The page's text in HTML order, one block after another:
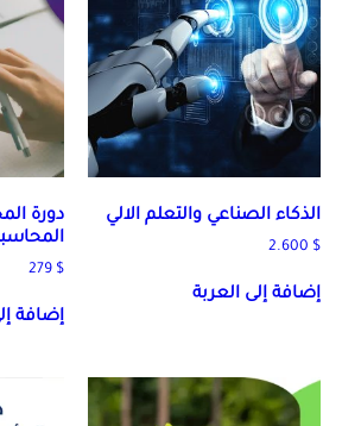
الذكاء الصناعي والتعلم الالي
2.600 $
إضافة إلى العربة
دورة
279 $
إضافة